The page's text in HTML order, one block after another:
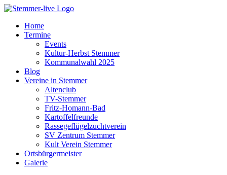
Home
Termine
Events
Kultur-Herbst Stemmer
Kommunalwahl 2025
Blog
Vereine in Stemmer
Altenclub
TV-Stemmer
Fritz-Homann-Bad
Kartoffelfreunde
Rassegeflügelzuchtverein
SV Zentrum Stemmer
Kult Verein Stemmer
Ortsbürgermeister
Galerie